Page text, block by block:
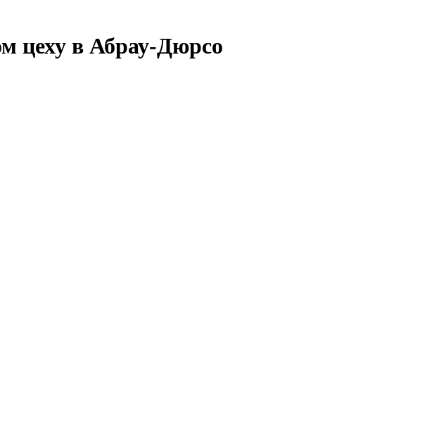
цеху в Абрау-Дюрсо